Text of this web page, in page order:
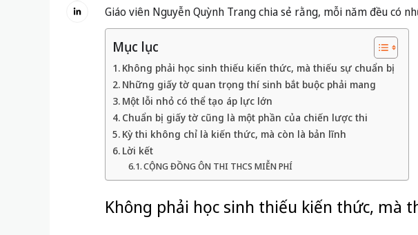
Giáo viên Nguyễn Quỳnh Trang chia sẻ rằng, mỗi năm đều có
Mục lục
Không phải học sinh thiếu kiến thức, mà thiếu sự chuẩn bị
Những giấy tờ quan trọng thí sinh bắt buộc phải mang
Một lỗi nhỏ có thể tạo áp lực lớn
Chuẩn bị giấy tờ cũng là một phần của chiến lược thi
Kỳ thi không chỉ là kiến thức, mà còn là bản lĩnh
Lời kết
CỘNG ĐỒNG ÔN THI THCS MIỄN PHÍ
Không phải học sinh thiếu kiến thức, mà